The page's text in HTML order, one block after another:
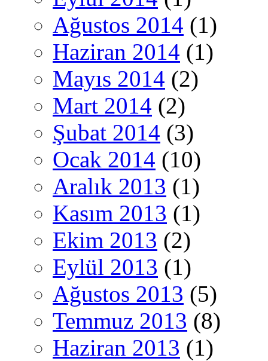
Ağustos 2014 (1)
Haziran 2014 (1)
Mayıs 2014 (2)
Mart 2014 (2)
Şubat 2014 (3)
Ocak 2014 (10)
Aralık 2013 (1)
Kasım 2013 (1)
Ekim 2013 (2)
Eylül 2013 (1)
Ağustos 2013 (5)
Temmuz 2013 (8)
Haziran 2013 (1)